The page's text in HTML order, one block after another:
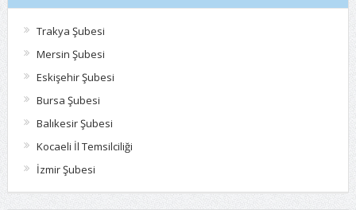
Trakya Şubesi
Mersin Şubesi
Eskişehir Şubesi
Bursa Şubesi
Balıkesir Şubesi
Kocaeli İl Temsilciliği
İzmir Şubesi